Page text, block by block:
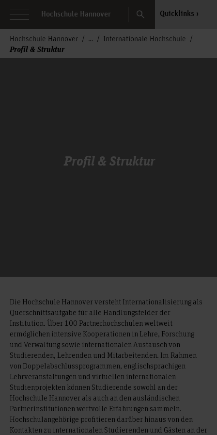
Hochschule Hannover Search Quicklinks
Hochschule Hannover Internationale Hochschule
Profil & Struktur
Profil & Struktur
Die Hochschule Hannover versteht Internationalisierung als
Querschnittsaufgabe für alle Handlungsfelder der
Institution. Über 100 Partnerhochschulen weltweit
ermöglichen intensive Kooperationen in Lehre, Forschung
und Verwaltung sowie internationalen Austausch von
Studierenden, Lehrenden und Mitarbeitenden. Im Rahmen
von Doppelabschlussprogrammen, englischsprachigen
Lehrveranstaltungen und virtuellen internationalen
Studienprojekten können Studierende sowohl an der
Hochschule Hannover als auch an den ausländischen
Partnerinstitutionen wertvolle Erfahrungen sammeln.
Hochschulangehörige profitieren darüber hinaus von den
Kontakten zu internationalen Studierenden und Gästen an der